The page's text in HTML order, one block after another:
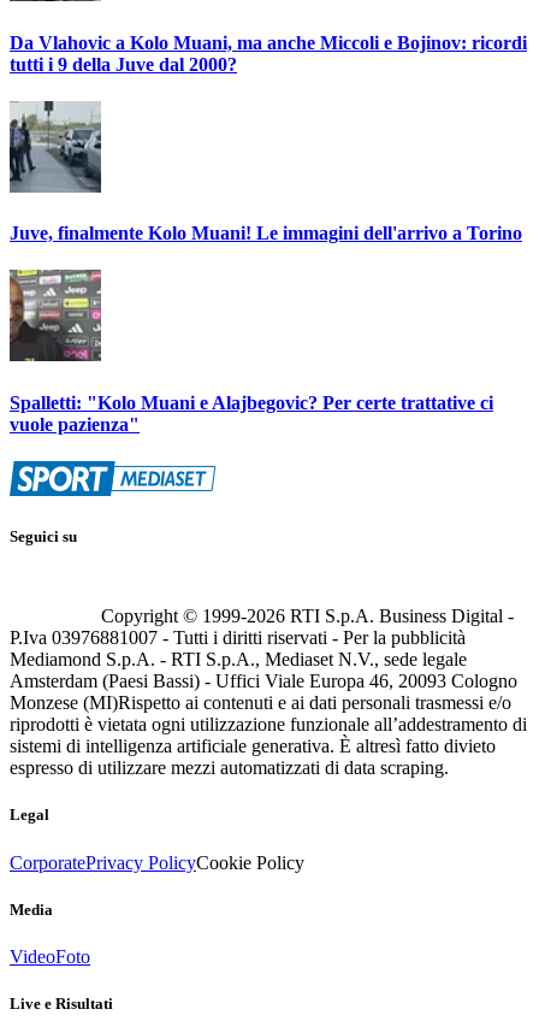
Da Vlahovic a Kolo Muani, ma anche Miccoli e Bojinov: ricordi
tutti i 9 della Juve dal 2000?
Juve, finalmente Kolo Muani! Le immagini dell'arrivo a Torino
Spalletti: "Kolo Muani e Alajbegovic? Per certe trattative ci
vuole pazienza"
Seguici su
Copyright © 1999-2026 RTI S.p.A. Business Digital -
P.Iva 03976881007 - Tutti i diritti riservati - Per la pubblicità
Mediamond S.p.A. - RTI S.p.A., Mediaset N.V., sede legale
Amsterdam (Paesi Bassi) - Uffici Viale Europa 46, 20093 Cologno
Monzese (MI)Rispetto ai contenuti e ai dati personali trasmessi e/o
riprodotti è vietata ogni utilizzazione funzionale all’addestramento di
sistemi di intelligenza artificiale generativa. È altresì fatto divieto
espresso di utilizzare mezzi automatizzati di data scraping.
Legal
CorporatePrivacy PolicyCookie Policy
Media
VideoFoto
Live e Risultati